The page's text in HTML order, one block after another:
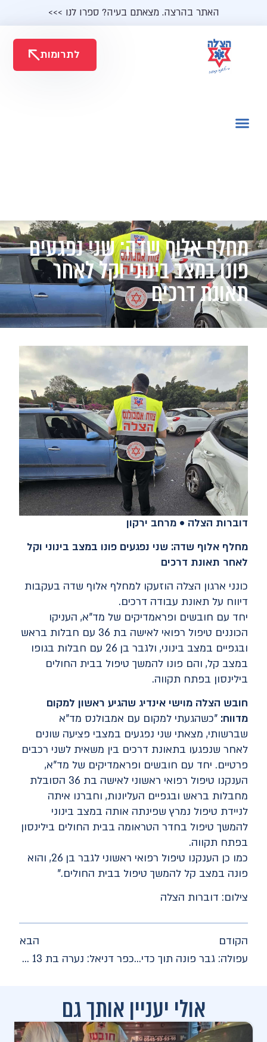
האתר בהרצה. מצאתם בעיה? ספרו לנו >>>
לתרומות
מחלף אלוף שדה: שני נפגעים
פונו במצב בינוני וקל לאחר
תאונת דרכים
דוברות הצלה • מרחב ירקון
מחלף אלוף שדה: שני נפגעים פונו במצב בינוני וקל
לאחר תאונת דרכים
כונני ארגון הצלה הוזעקו למחלף אלוף שדה בעקבות
דיווח על תאונת עבודה דרכים.
יחד עם חובשים ופראמדיקים של מד"א, העניקו
הכוננים טיפול רפואי לאישה בת 36 עם חבלות בראש
ובגפיים במצב בינוני, ולגבר בן 26 עם חבלות בגופו
במצב קל, והם פונו להמשך טיפול בבית החולים
בילינסון בפתח תקווה.
חובש הצלה מוישי אינדיג שהגיע ראשון למקום
מדווח: "כשהגעתי למקום עם אמבולנס מד"א
שברשותי, מצאתי שני נפגעים במצבי פציעה שונים
לאחר שנפגעו בתאונת דרכים בין משאית לשני רכבים
פרטיים. יחד עם חובשים ופראמדיקים של מד"א,
הענקנו טיפול רפואי ראשוני לאישה בת 36 הסובלת
מחבלות בראש ובגפיים העליונות, וחברנו איתה
לניידת טיפול נמרץ שפינתה אותה במצב בינוני
להמשך טיפול בחדר הטראומה בבית החולים בילינסון
בפתח תקווה.
כמו כן הענקנו טיפול רפואי ראשוני לגבר בן 26, והוא
פונה במצב קל להמשך טיפול בבית החולים."
צילום: דוברות הצלה
הקודם
עפולה: גבר פונה תוך כדי החייאה לאחר שהתמוטט ברחוב
הבא
כפר דניאל: נערה בת 13 פונתה במצב קשה לאחר טביעה
אולי יעניין אותך גם